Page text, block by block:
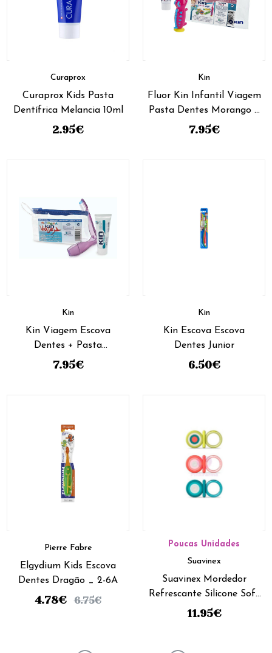
Curaprox
Curaprox Kids Pasta
Dentífrica Melancia 10ml
2.95€
Kin
Fluor Kin Infantil Viagem
Pasta Dentes Morango +
Escova
7.95€
Kin
Kin Viagem Escova
Dentes + Pasta
Dentifrica - 25ml
7.95€
Kin
Kin Escova Escova
Dentes Junior
6.50€
Pierre Fabre
Elgydium Kids Escova
Dentes Dragão _ 2-6A
4.78€ 6.75€
Poucas Unidades
Suavinex
Suavinex Mordedor
Refrescante Silicone Soft
- +4M - Borboleta
11.95€